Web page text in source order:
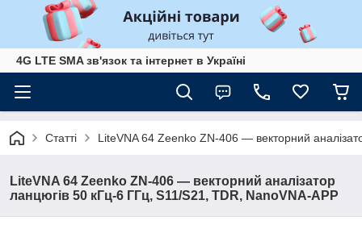
4G LTE SMA зв'язок та інтернет в Україні
Статті LiteVNA 64 Zeenko ZN-406 — векторний
LiteVNA 64 Zeenko ZN-406 — векторний аналізатор
ланцюгів 50 кГц-6 ГГц, S11/S21, TDR, NanoVNA-APP